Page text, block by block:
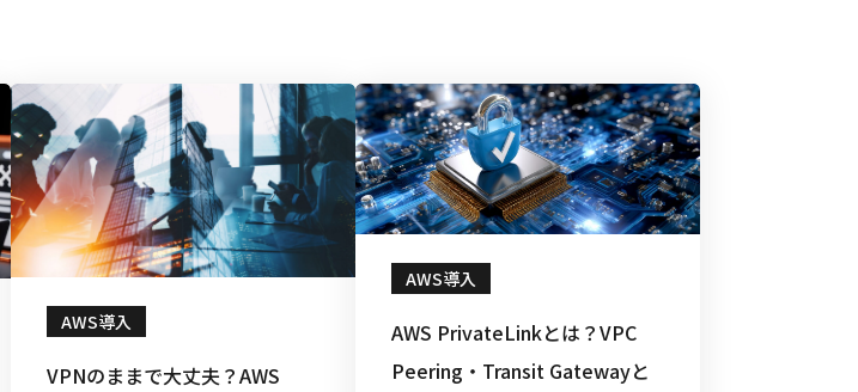
AWS導入
VPNのままで大丈夫？AWS
AWS導入
AWS PrivateLinkとは？VPC
Peering・Transit Gatewayと